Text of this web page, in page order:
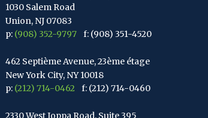
1030 Salem Road
Union, NJ 07083
p: (908) 352-9797 f: (908) 351-4520
462 Septième Avenue, 23ème étage
New York City, NY 10018
p: (212) 714-0462 f: (212) 714-0460
2330 West Joppa Road, Suite 395